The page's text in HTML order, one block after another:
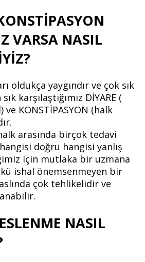
VARSA NASIL
oldukça yaygındır ve çok sık
karşılaştığımız DİYARE (
ve KONSTİPASYON (halk
arasında birçok tedavi
doğru hangisi yanlış
için mutlaka bir uzmana
ishal önemsenmeyen bir
çok tehlikelidir ve
NASIL